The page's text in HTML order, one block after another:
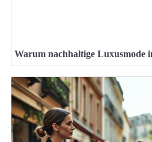
Warum nachhaltige Luxusmode